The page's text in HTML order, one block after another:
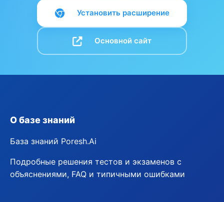
Установить расширение
Основной сайт
О базе знаний
База знаний Poresh.Ai
Подробные решения тестов и экзаменов с
объяснениями, FAQ и типичными ошибками